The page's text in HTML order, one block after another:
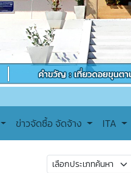
ข่าวจัดซื้อ จัดจ้าง ITA